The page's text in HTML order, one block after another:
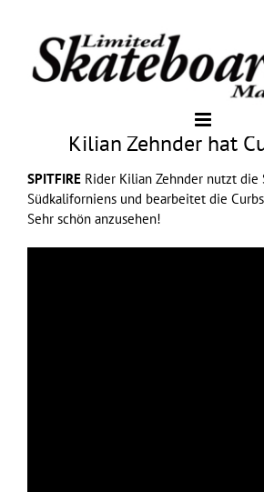
Kilian Zehnder hat
SPITFIRE Rider Kilian Zehnder nutzt die
Südkaliforniens und bearbeitet die Curbs
Sehr schön anzusehen!